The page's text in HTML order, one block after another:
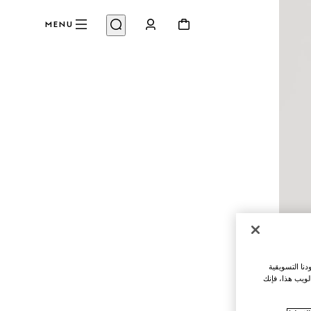
MENU
التسويقية
هذا، فإنك